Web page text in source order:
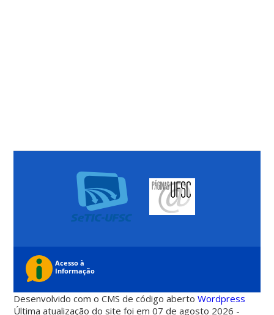
Desenvolvido com o CMS de código abertoWordpress
Última atualização do site foi em 07 de agosto 2026 -